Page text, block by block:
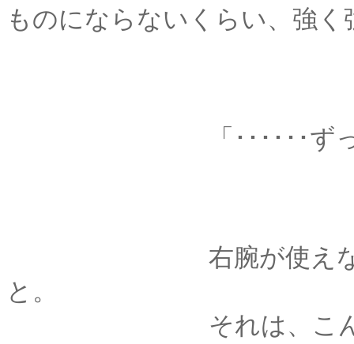
ものにならないくらい、強く
「･･････ずっと、
右腕が使えなくなっ
と。
それは、こんなふう